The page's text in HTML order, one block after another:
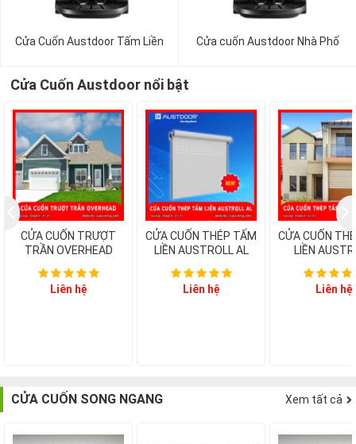
Cửa Cuốn Austdoor Tấm Liền Cửa cuốn Austdoor Nhà Phố
Cửa Cuốn Austdoor nổi bật
CỬA CUỐN TRƯỢT
TRẦN OVERHEAD
Liên hệ
CỬA CUỐN THÉP TẤM
LIỀN AUSTROLL AL
Liên hệ
CỬA CUỐN
LIỀN
Liên hệ
CỬA CUỐN SONG NGANG Xem tất cả